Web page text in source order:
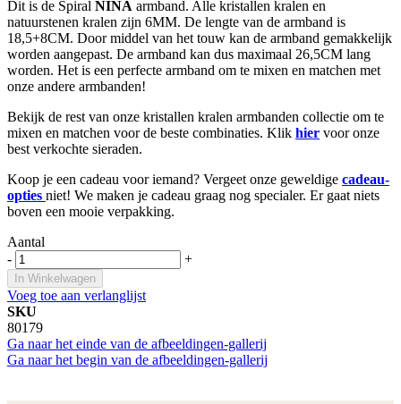
Dit is de Spiral NINA armband. Alle kristallen kralen en
natuurstenen kralen zijn 6MM. De lengte van de armband is
18,5+8CM. Door middel van het touw kan de armband gemakkelijk
worden aangepast. De armband kan dus maximaal 26,5CM lang
worden. Het is een perfecte armband om te mixen en matchen met
onze andere armbanden!
Bekijk de rest van onze kristallen kralen armbanden collectie om te
mixen en matchen voor de beste combinaties. Klik hier voor onze
best verkochte sieraden.
Koop je een cadeau voor iemand? Vergeet onze geweldige cadeau-
opties niet! We maken je cadeau graag nog specialer. Er gaat niets
boven een mooie verpakking.
Aantal
-
+
In Winkelwagen
Voeg toe aan verlanglijst
SKU
80179
Ga naar het einde van de afbeeldingen-gallerij
Ga naar het begin van de afbeeldingen-gallerij